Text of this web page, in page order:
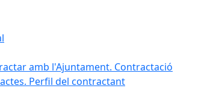
amb l'Ajuntament. Contractació
Perfil del contractant